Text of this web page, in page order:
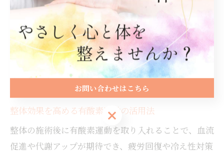
行わないと逆に腰や背中を痛めるリスクがあります。
初めての方や不安がある場合は、専門家の指導を受け
ながら取り組むと安心です。継続することで、姿勢改
善や動作の安定につながり、整体の効果も実感しやす
くなります。
整体効果を高める有酸素運動の活用法
整体の施術後に有酸素運動を取り入れることで、血流
促進や代謝アップが期待でき、疲労回復や冷え性対策
お問い合わせはこちら
お問い合わせはこちら